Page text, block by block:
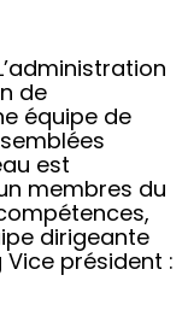
de
équipe de
est
membres du
dirigeante
Vice président :